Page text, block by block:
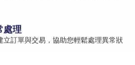
處理
立訂單與交易，協助您輕鬆處理異常狀